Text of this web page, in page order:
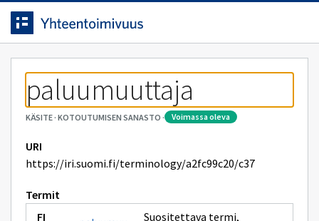
Siirrytty
sivulle
Siirry suoraan sisältöön.
paluumuuttaja
KÄSITE· KOTOUTUMISEN SANASTO · voimassa oleva
URI
https://iri.suomi.fi/terminology/a2fc99c20/c37
Termit
Suositettava termi,